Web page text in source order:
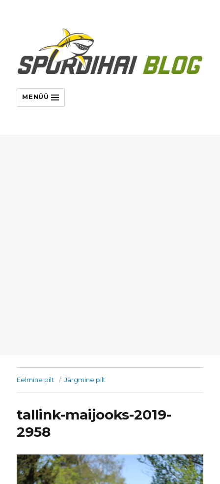
MENÜÜ
Eelmine pilt Järgmine pilt
tallink-maijooks-2019-
2958